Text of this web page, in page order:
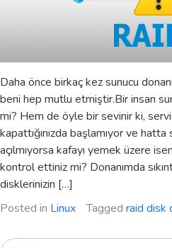
Daha önce birkaç kez sunucu
beni hep mutlu etmiştir.Bir insan
mi? Hem de öyle bir sevinir ki,
kapattığınızda başlamıyor ve
açılmıyorsa kafayı yemek üzere
kontrol ettiniz mi? Donanımda
disklerinizin […]
Posted in Linux Tagged raid disk